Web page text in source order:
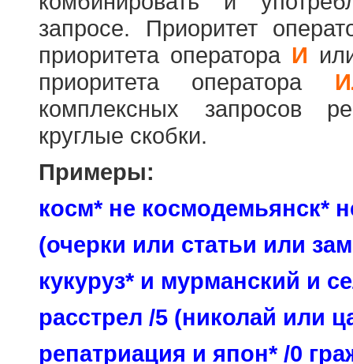
запросе. Приоритет
приоритета оператора И
приоритета оператора
комплексных запросов
круглые скобки.
Примеры:
косм* не космодемьянск*
(очерки или статьи или
кукуруз* и мурманский и
расстрел /5 (николай или
репатриация и япон* /0